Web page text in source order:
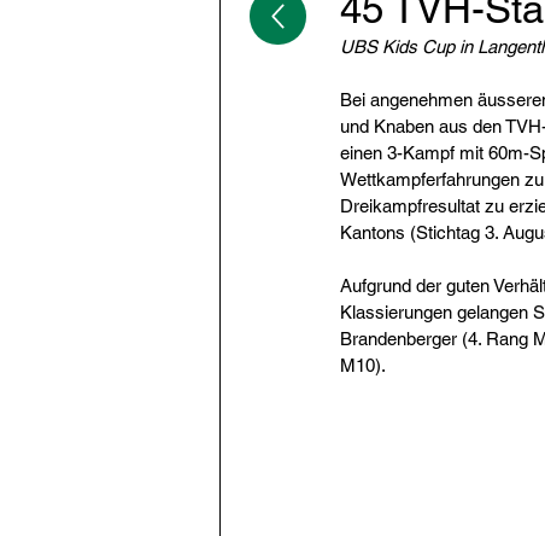
UBS Kids Cup in
Bei angenehmen
und Knaben aus den
einen 3-Kampf mit 60m-
Wettkampferfahrungen
Dreikampfresultat zu
Kantons (Stichtag 3.
Aufgrund der guten
Klassierungen gelangen
Brandenberger (4. Rang
M10).